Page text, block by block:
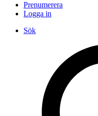
Prenumerera
Logga in
Sök